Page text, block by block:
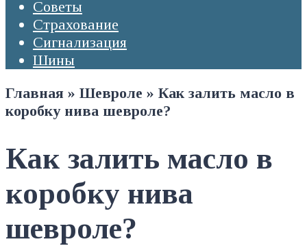
Советы
Страхование
Сигнализация
Шины
Главная » Шевроле » Как залить масло в
коробку нива шевроле?
Как залить масло в
коробку нива
шевроле?